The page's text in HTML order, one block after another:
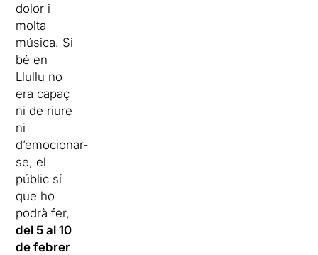
dolor i
molta
música. Si
bé en
Llullu no
era capaç
ni de riure
ni
d’emocionar-
se, el
públic sí
que ho
podrà fer,
del 5 al 10
de febrer